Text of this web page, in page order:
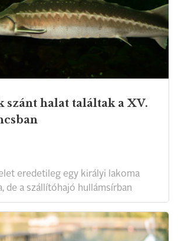
szánt halat találtak a XV.
eredetileg egy királyi lakoma
de a szállítóhajó hullámsírban